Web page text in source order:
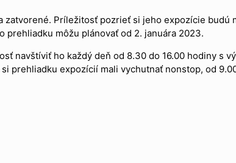
zatvorené. Príležitosť pozrieť si jeho expozície budú
prehliadku môžu plánovať od 2. januára 2023.
navštíviť ho každý deň od 8.30 do 16.00 hodiny s
prehliadku expozícií mali vychutnať nonstop, od